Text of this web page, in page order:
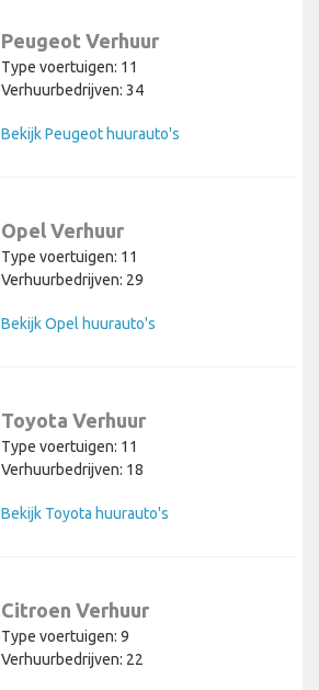
Peugeot Verhuur
Type voertuigen: 11
Verhuurbedrijven: 34
Bekijk Peugeot huurauto's
Opel Verhuur
Type voertuigen: 11
Verhuurbedrijven: 29
Bekijk Opel huurauto's
Toyota Verhuur
Type voertuigen: 11
Verhuurbedrijven: 18
Bekijk Toyota huurauto's
Citroen Verhuur
Type voertuigen: 9
Verhuurbedrijven: 22